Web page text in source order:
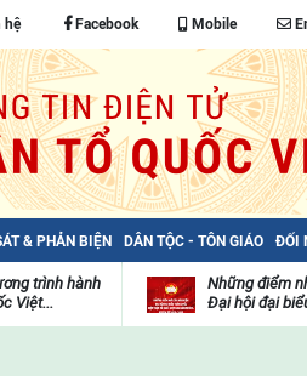
hệ Facebook Mobile
& PHẢN BIỆN DÂN TỘC - TÔN GIÁO ĐỐI
trình hành
Việt...
Những điểm
Đại hội đại